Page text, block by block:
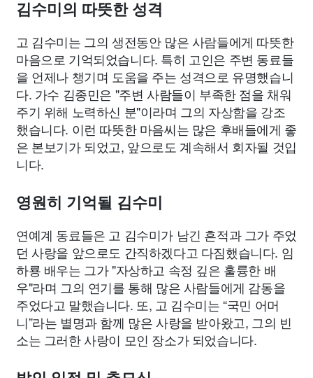
김수미의 따뜻한 성격
고 김수미는 그의 생전동안 많은 사람들에게 따뜻한
마음으로 기억되었습니다. 특히 고인은 주변 동료들
을 언제나 챙기며 도움을 주는 성격으로 유명했습니
다. 가수 김종민은 "주변 사람들이 부족한 점을 채워
주기 위해 노력하신 분"이라며 그의 자상함을 강조
했습니다. 이런 따뜻한 마음씨는 많은 후배들에게 좋
은 본보기가 되었고, 앞으로도 계속해서 회자될 것입
니다.
영원히 기억될 김수미
연예계 동료들은 고 김수미가 남긴 흔적과 그가 주었
던 사랑을 앞으로도 간직하겠다고 다짐했습니다. 임
하룡 배우는 그가 "자상하고 속정 깊은 훌륭한 배
우"라며 그의 연기를 통해 많은 사람들에게 감동을
주었다고 말했습니다. 또, 고 김수미는 “국민 어머
니”라는 별명과 함께 많은 사랑을 받아왔고, 그의 빈
소는 그러한 사랑이 모인 장소가 되었습니다.